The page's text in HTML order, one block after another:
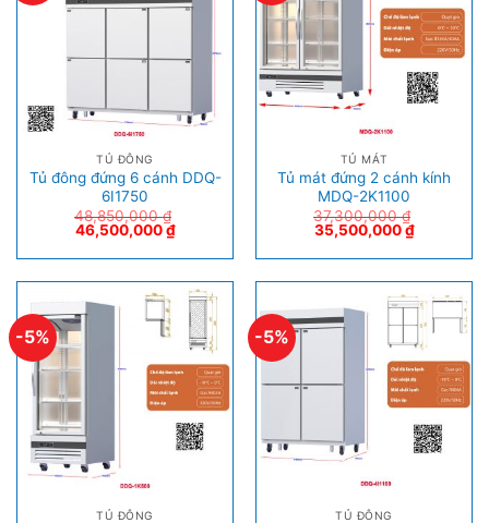
TỦ ĐÔNG
Tủ đông đứng 6 cánh DDQ-
6I1750
48,850,000₫
46,500,000₫
TỦ MÁT
Tủ mát đứng 2 cánh kính
MDQ-2K1100
37,300,000₫
35,500,000₫
-5%
TỦ ĐÔNG
-5%
TỦ ĐÔNG